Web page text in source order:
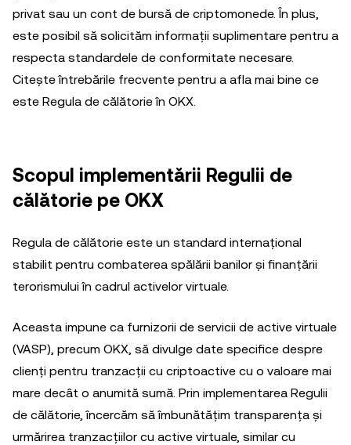
privat sau un cont de bursă de criptomonede. În plus,
este posibil să solicităm informații suplimentare pentru a
respecta standardele de conformitate necesare.
Citește întrebările frecvente pentru a afla mai bine ce
este Regula de călătorie în OKX.
Scopul implementării Regulii de
călătorie pe OKX
Regula de călătorie este un standard internațional
stabilit pentru combaterea spălării banilor și finanțării
terorismului în cadrul activelor virtuale.
Aceasta impune ca furnizorii de servicii de active virtuale
(VASP), precum OKX, să divulge date specifice despre
clienți pentru tranzacții cu criptoactive cu o valoare mai
mare decât o anumită sumă. Prin implementarea Regulii
de călătorie, încercăm să îmbunătățim transparența și
urmărirea tranzacțiilor cu active virtuale, similar cu